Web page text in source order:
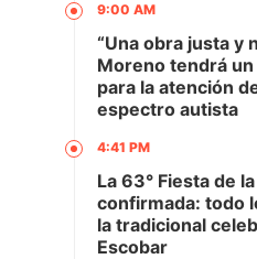
9:00 AM
“Una obra justa y
Moreno tendrá
para la atención
espectro autista
4:41 PM
La 63° Fiesta de
confirmada: todo
la tradicional
Escobar